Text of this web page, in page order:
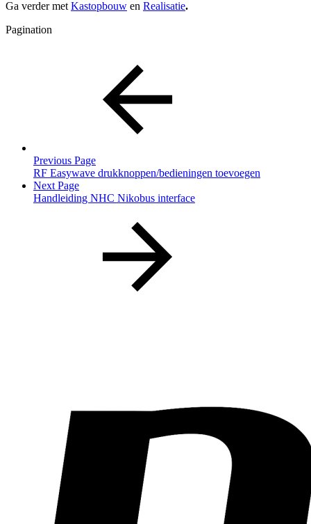
Ga verder met Kastopbouw en Realisatie.
Pagination
Previous Page
RF Easywave drukknoppen/bedieningen toevoegen
Next Page
Handleiding NHC Nikobus interface